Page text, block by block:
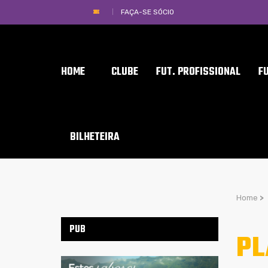
FAÇA-SE SÓCIO
HOME CLUBE FUT. PROFISSIONAL
BILHETEIRA
Home >
PUB